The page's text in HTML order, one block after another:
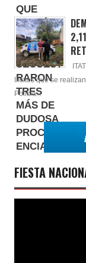
Ilícitos que se
Policia...
FIESTA